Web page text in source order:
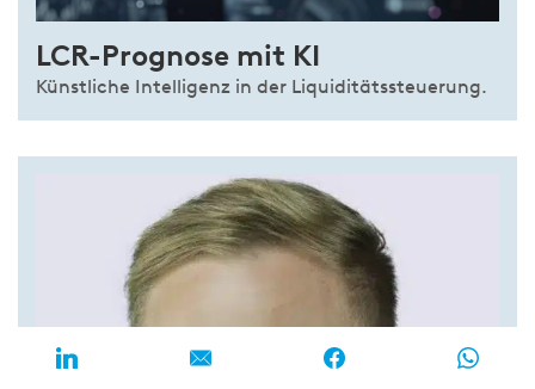
LCR-Prognose mit KI
Künstliche Intelligenz in der Liquiditätssteuerung.